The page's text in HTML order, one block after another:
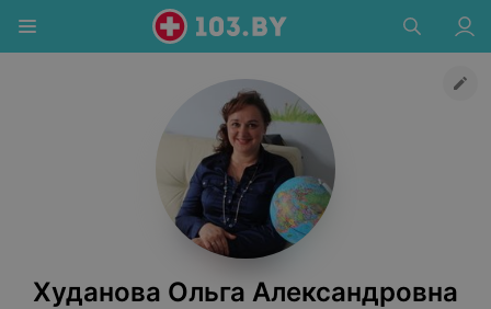
Худанова Ольга Александровна